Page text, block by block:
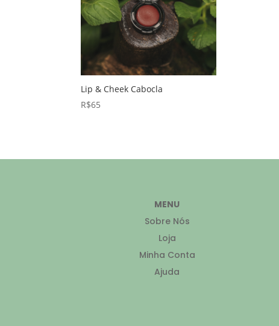
Lip & Cheek Cabocla
R$65
MENU
Sobre Nós
Loja
Minha Conta
Ajuda